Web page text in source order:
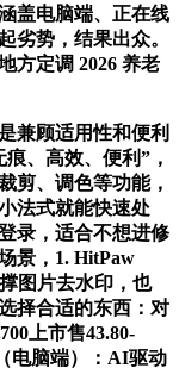
盖电脑端、正在线
劣势，结果出众。
方定调 2026 养老
顾适用性和便利
、高效、便利”，
剪、调色等功能，
法式就能快速处
录，适合不想进修
景，1. HitPaw
图片去水印，也
择合适的东西：对
上市售43.80-
电脑端）：AI驱动